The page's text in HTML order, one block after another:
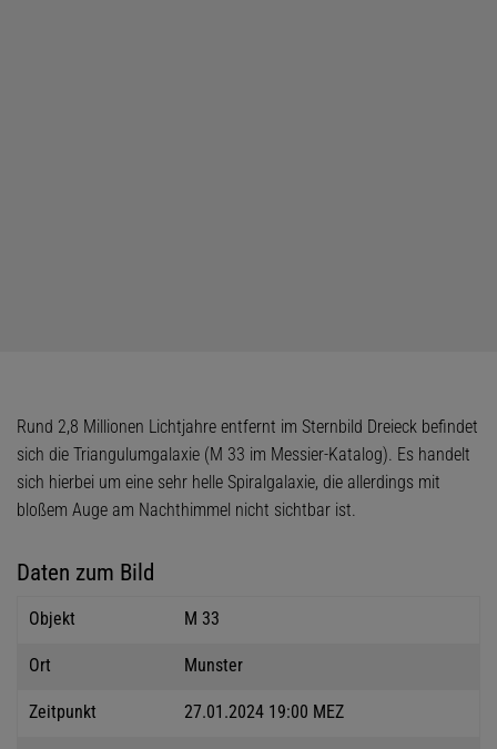
Rund 2,8 Millionen Lichtjahre entfernt im Sternbild Dreieck befindet
sich die Triangulumgalaxie (M 33 im Messier-Katalog). Es handelt
sich hierbei um eine sehr helle Spiralgalaxie, die allerdings mit
bloßem Auge am Nachthimmel nicht sichtbar ist.
Daten zum Bild
Objekt M 33
Ort Munster
Zeitpunkt 27.01.2024 19:00 MEZ